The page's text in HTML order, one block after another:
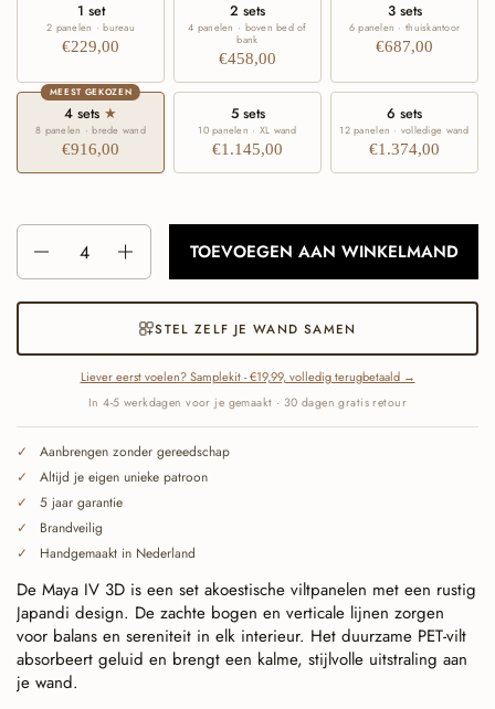
1 set
2 panelen · bureau
€229,00
2 sets
4 panelen · boven bed of
bank
€458,00
3 sets
6 panelen · thuiskantoor
€687,00
MEEST GEKOZEN
4 sets ★
8 panelen · brede wand
€916,00
5 sets
10 panelen · XL wand
€1.145,00
6 sets
12 panelen · volledige wand
€1.374,00
Aantal
TOEVOEGEN AAN WINKELMAND
STEL ZELF JE WAND SAMEN
Liever eerst voelen? Samplekit - €19,99, volledig terugbetaald →
In 4-5 werkdagen voor je gemaakt · 30 dagen gratis retour
Aanbrengen zonder gereedschap
Altijd je eigen unieke patroon
5 jaar garantie
Brandveilig
Handgemaakt in Nederland
De Maya IV 3D is een set akoestische viltpanelen met een rustig
Japandi design. De zachte bogen en verticale lijnen zorgen
voor balans en sereniteit in elk interieur. Het duurzame PET-vilt
absorbeert geluid en brengt een kalme, stijlvolle uitstraling aan
je wand.